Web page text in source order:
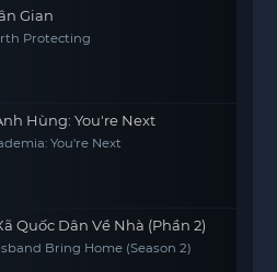
Gian
Protecting
Hùng: You're Next
You're Next
Quốc Dân Về Nhà (Phần 2)
Bring Home (Season 2)